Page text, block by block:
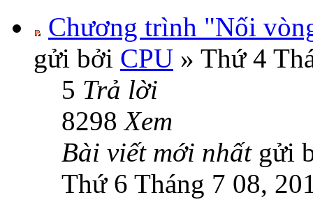
Chương trình "Nối
gửi bởi CPU » Thứ 4
5 Trả lời
8298Xem
Bài viết mới nhất gửi
Thứ 6 Tháng 7 08,